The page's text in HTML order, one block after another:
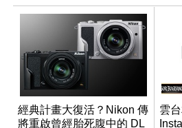
經典計畫大復活？Nikon 傳
將重啟曾經胎死腹中的 DL
雲